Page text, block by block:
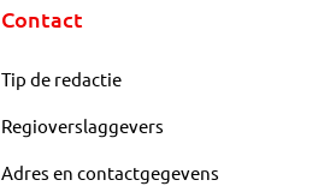
Contact
Tip de redactie
Regioverslaggevers
Adres en contactgegevens